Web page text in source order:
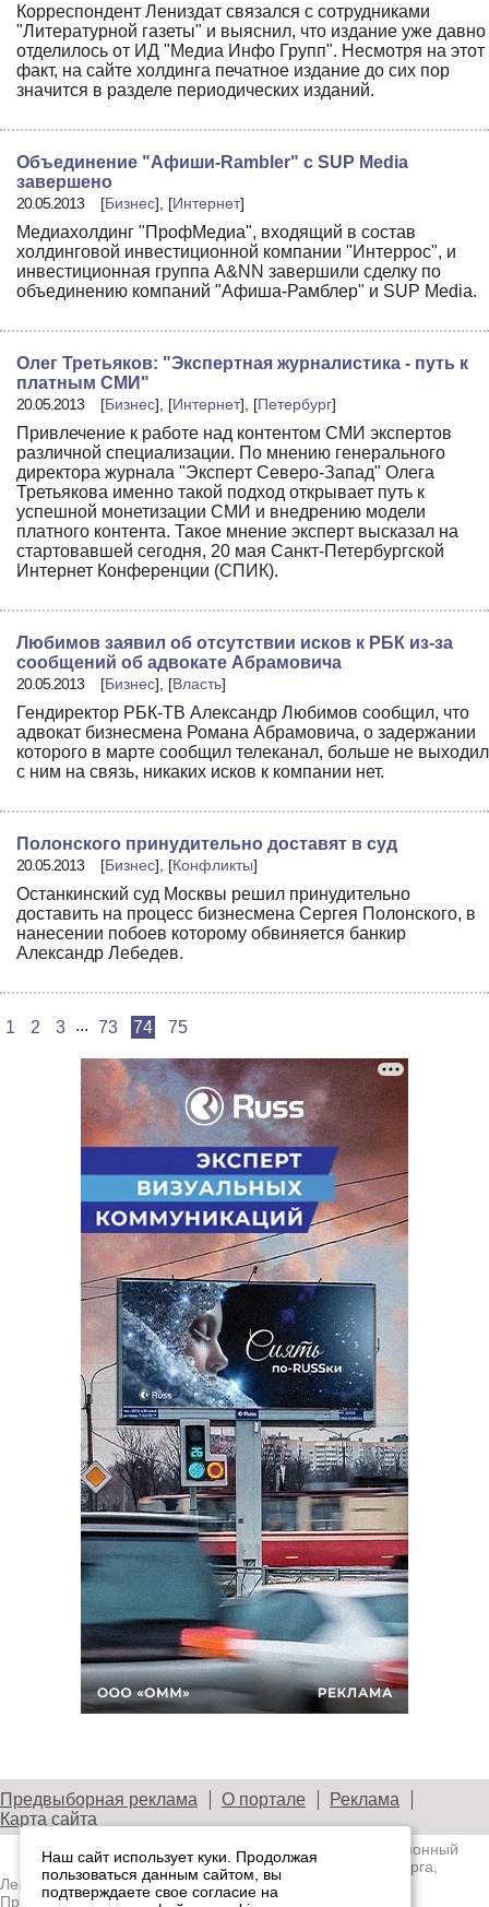
Корреспондент Лениздат связался с сотрудниками
"Литературной газеты" и выяснил, что издание уже давно
отделилось от ИД "Медиа Инфо Групп". Несмотря на этот
факт, на сайте холдинга печатное издание до сих пор
значится в разделе периодических изданий.
Объединение "Афиши-Rambler" с SUP Media
завершено
20.05.2013 [Бизнес], [Интернет]
Медиахолдинг "ПрофМедиа", входящий в состав
холдинговой инвестиционной компании "Интеррос", и
инвестиционная группа A&NN завершили сделку по
объединению компаний "Афиша-Рамблер" и SUP Media.
Олег Третьяков: "Экспертная журналистика - путь к
платным СМИ"
20.05.2013 [Бизнес], [Интернет], [Петербург]
Привлечение к работе над контентом СМИ экспертов
различной специализации. По мнению генерального
директора журнала "Эксперт Северо-Запад" Олега
Третьякова именно такой подход открывает путь к
успешной монетизации СМИ и внедрению модели
платного контента. Такое мнение эксперт высказал на
стартовавшей сегодня, 20 мая Санкт-Петербургской
Интернет Конференции (СПИК).
Любимов заявил об отсутствии исков к РБК из-за
сообщений об адвокате Абрамовича
20.05.2013 [Бизнес], [Власть]
Гендиректор РБК-ТВ Александр Любимов сообщил, что
адвокат бизнесмена Романа Абрамовича, о задержании
которого в марте сообщил телеканал, больше не выходил
с ним на связь, никаких исков к компании нет.
Полонского принудительно доставят в суд
20.05.2013 [Бизнес], [Конфликты]
Останкинский суд Москвы решил принудительно
доставить на процесс бизнесмена Сергея Полонского, в
нанесении побоев которому обвиняется банкир
Александр Лебедев.
1 2 3 ... 73 74 75
Предвыборная реклама О портале
Реклама
Карта сайта
Лениздат.Ру
— информационный
портал медиасообщества Санкт-Петербурга,
Ленобласти и Северо-Западного региона.
Правила использования содержания сайта.
Наш сайт использует куки. Продолжая
пользоваться данным сайтом, вы
подтверждаете свое согласие на